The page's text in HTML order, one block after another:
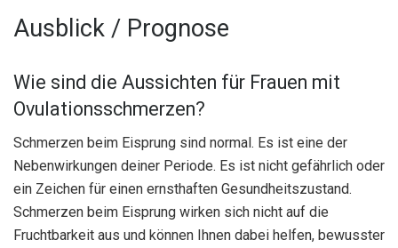
Ausblick / Prognose
Wie sind die Aussichten für Frauen mit
Ovulationsschmerzen?
Schmerzen beim Eisprung sind normal. Es ist eine der
Nebenwirkungen deiner Periode. Es ist nicht gefährlich oder
ein Zeichen für einen ernsthaften Gesundheitszustand.
Schmerzen beim Eisprung wirken sich nicht auf die
Fruchtbarkeit aus und können Ihnen dabei helfen, bewusster